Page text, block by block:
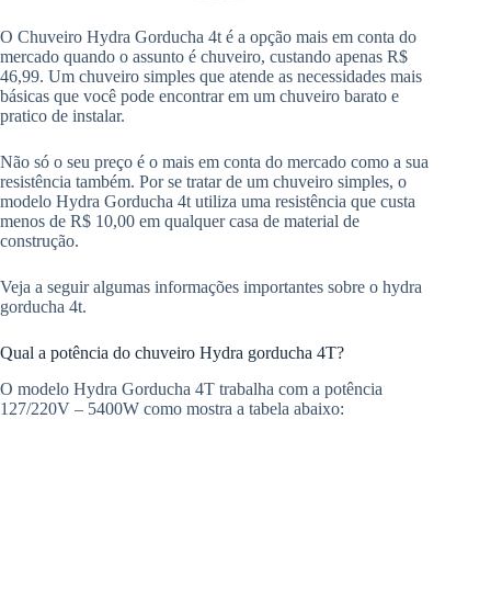
O Chuveiro Hydra Gorducha 4t é a opção mais em conta do
mercado quando o assunto é chuveiro, custando apenas R$
46,99. Um chuveiro simples que atende as necessidades mais
básicas que você pode encontrar em um chuveiro barato e
pratico de instalar.
Não só o seu preço é o mais em conta do mercado como a sua
resistência também. Por se tratar de um chuveiro simples, o
modelo Hydra Gorducha 4t utiliza uma resistência que custa
menos de R$ 10,00 em qualquer casa de material de
construção.
Veja a seguir algumas informações importantes sobre o hydra
gorducha 4t.
Qual a potência do chuveiro Hydra gorducha 4T?
O modelo Hydra Gorducha 4T trabalha com a potência
127/220V – 5400W como mostra a tabela abaixo: